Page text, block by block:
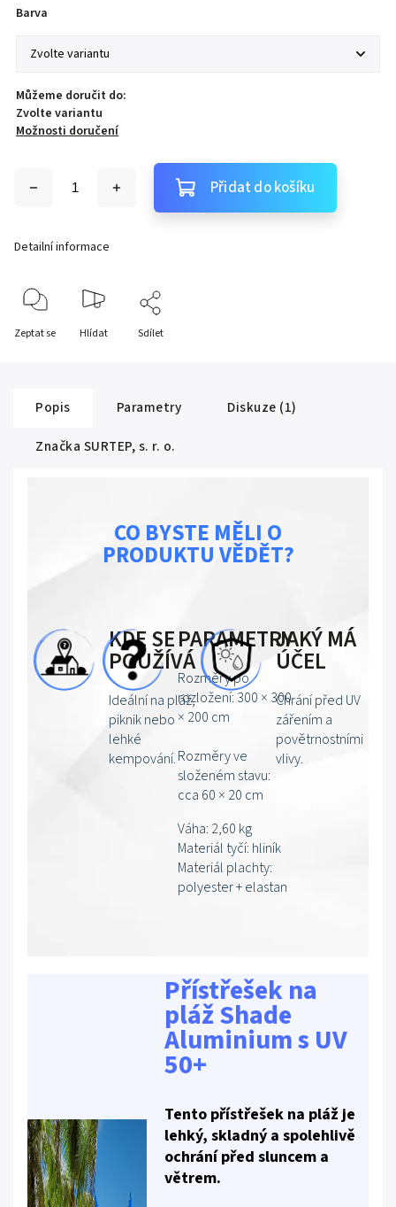
Barva
Můžeme doručit do:
Zvolte variantu
Možnosti doručení
Přidat do košíku
Detailní informace
Zeptat se Hlídat Sdílet
Popis Parametry
Diskuze (1)
Značka SURTEP, s. r. o.
CO BYSTE MĚLI O
PRODUKTU VĚDĚT?
KDE SE
POUŽÍVÁ
Ideální na pláž,
piknik nebo
lehké
kempování.
PARAMETRY
Rozměry po
rozložení: 300 × 300
× 200 cm
Rozměry ve
složeném stavu:
cca 60 × 20 cm
Váha: 2,60 kg
Materiál tyčí: hliník
Materiál plachty:
polyester + elastan
JAKÝ MÁ
ÚČEL
Chrání před UV
zářením a
povětrnostními
vlivy.
Přístřešek na
pláž Shade
Aluminium s UV
50+
Tento přístřešek na pláž je
lehký, skladný a spolehlivě
ochrání před sluncem a
větrem.